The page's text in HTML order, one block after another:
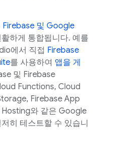
Firebase 및 Google
하게 통합됩니다. 예를
에서 직접 Firebase
를 사용하여 앱을 게
및 Firebase
Functions, Cloud
, Firebase App
와 같은 Google
히 테스트할 수 있습니